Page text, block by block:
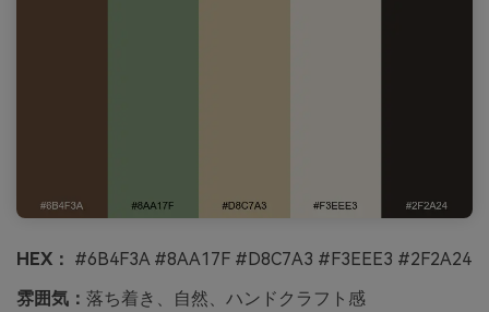
HEX： #6B4F3A #8AA17F #D8C7A3 #F3EEE3 #2F2A24
雰囲気： 落ち着き、自然、ハンドクラフト感